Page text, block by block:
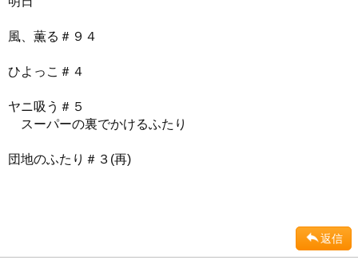
風、薫る＃９４
ひよっこ＃４
ヤニ吸う＃５
スーパーの裏でかけるふたり
団地のふたり＃３(再)
返信